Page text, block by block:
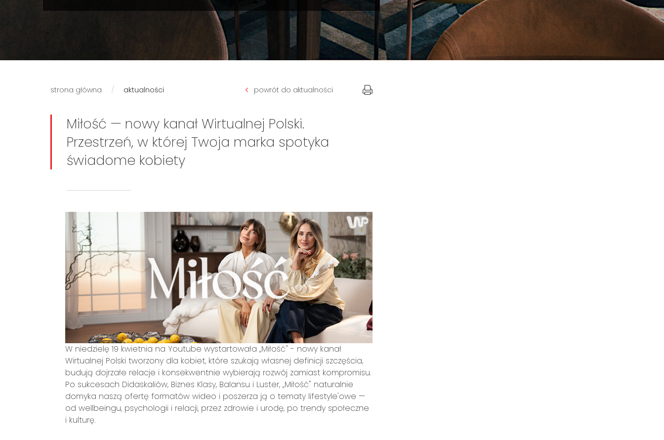
strona główna aktualności powrót do aktualności
Miłość — nowy kanał Wirtualnej Polski.
Przestrzeń, w której Twoja marka spotyka
świadome kobiety
W niedzielę 19 kwietnia na Youtube wystartowała „Miłość" - nowy kanał
Wirtualnej Polski tworzony dla kobiet, które szukają własnej definicji szczęścia,
budują dojrzałe relacje i konsekwentnie wybierają rozwój zamiast kompromisu.
Po sukcesach Didaskaliów, Biznes Klasy, Balansu i Luster, „Miłość" naturalnie
domyka naszą ofertę formatów wideo i poszerza ją o tematy lifestyle'owe —
od wellbeingu, psychologii i relacji, przez zdrowie i urodę, po trendy społeczne
i kulturę.